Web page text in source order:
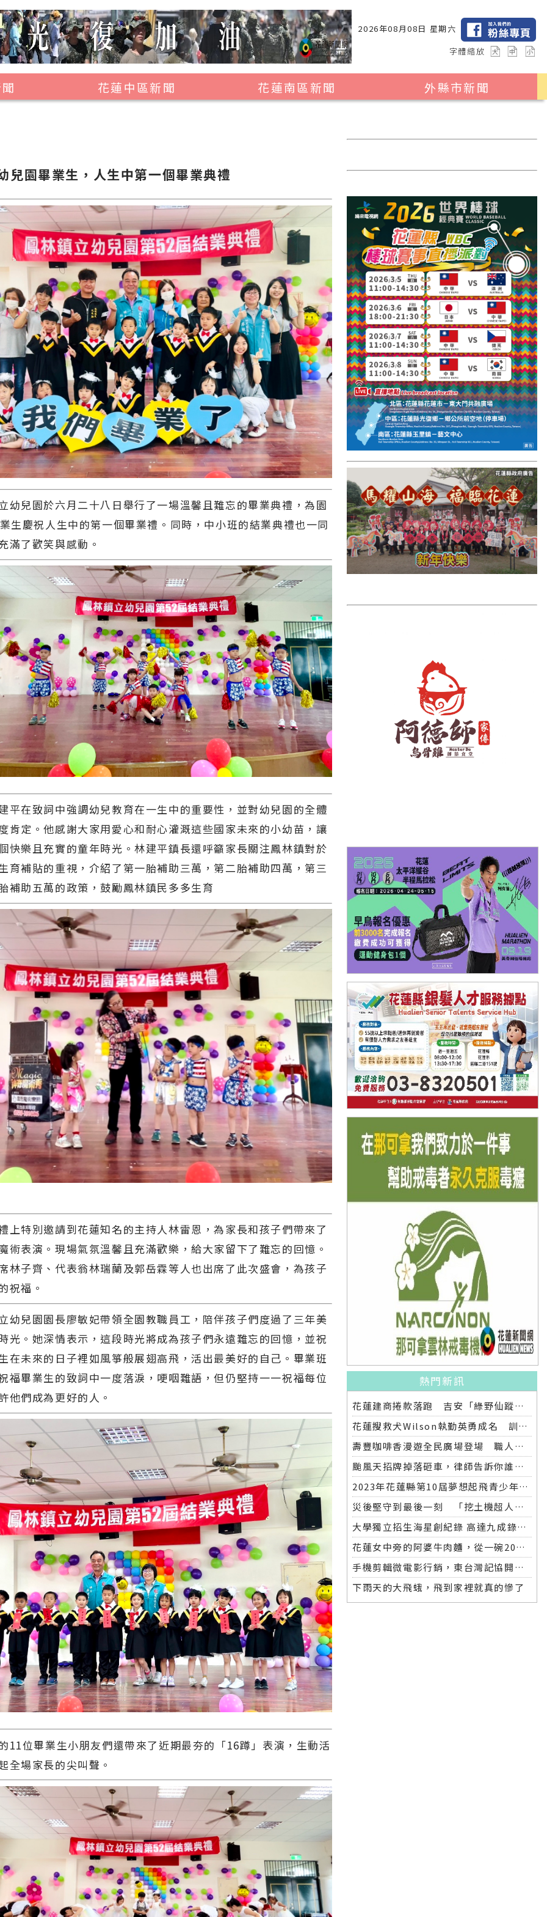
2026年08月08日 星期六
字體縮放
花蓮中區新聞
光復鄉
豐濱鄉
花蓮南區新聞
外縣市新聞
2024暑期夏令營專區
台中市
彰化縣
高雄市
國外報導
台東縣
關山鎮
苗栗縣
其他地區
新竹市
和平鄉
台南市
澎湖縣
香港
台東市
雲林縣
長濱鄉
台東市
彰化縣
兒園畢業生，人生中第一個畢業典禮
園於六月二十八日舉行了一場溫馨且難忘的畢業典禮，為園
生慶祝人生中的第一個畢業禮。同時，中小班的結業典禮也一同
滿了歡笑與感動。
致詞中強調幼兒教育在一生中的重要性，並對幼兒園的全體
肯定。他感謝大家用愛心和耐心灌溉這些國家未來的小幼苗，讓
快樂且充實的童年時光。林建平鎮長還呼籲家長關注鳳林鎮對於
育補貼的重視，介紹了第一胎補助三萬，第二胎補助四萬，第三
補助五萬的政策，鼓勵鳳林鎮民多多生育
別邀請到花蓮知名的主持人林雷恩，為家長和孩子們帶來了
術表演。現場氣氛溫馨且充滿歡樂，給大家留下了難忘的回憶。
林子齊、代表翁林瑞蘭及郭岳霖等人也出席了此次盛會，為孩子
祝福。
園園長廖敏妃帶領全園教職員工，陪伴孩子們度過了三年美
光。她深情表示，這段時光將成為孩子們永遠難忘的回憶，並祝
在未來的日子裡如風箏般展翅高飛，活出最美好的自己。畢業班
福畢業生的致詞中一度落淚，哽咽難語，但仍堅持一一祝福每位
他們成為更好的人。
畢業生小朋友們還帶來了近期最夯的「16蹲」表演，生動活
全場家長的尖叫聲。
熱門新訊
花蓮建商捲款落跑 吉安「綠野仙蹤」整棟2.6億將法拍
花蓮搜救犬Wilson執勤英勇成名 訓練意外墜落離世 消防局將為其立碑追思
壽豐咖啡香漫遊全民廣場登場 職人市集手作體驗品味慢活氛圍
颱風天招牌掉落砸車，律師告訴你誰該賠償
2023年花蓮縣第10屆夢想起飛青少年發明展 自強國中拿下第一名與第二名
災後堅守到最後一刻 「挖土機超人」因感染離世
大學獨立招生海星創紀錄 高達九成錄取國立大學 東華大學錄取21人 歷年最多
花蓮女中旁的阿婆牛肉麵，從一碗20元的牛肉湯開始到40年不變的人情味
手機剪輯微電影行銷，東台灣記協開班授課獲好評
下雨天的大飛蛾，飛到家裡就真的慘了